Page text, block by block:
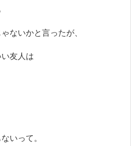
ないかと言ったが、
友人は
いって。